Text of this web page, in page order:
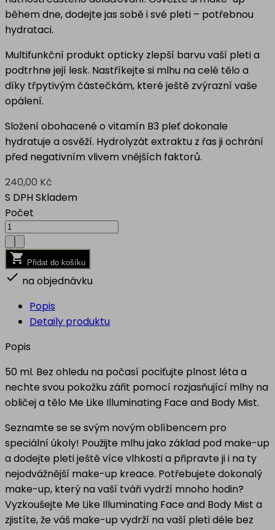
během dne, dodejte jas sobě i své pleti – potřebnou
hydrataci.
Multifunkční produkt opticky zlepší barvu vaší pleti a
podtrhne její lesk. Nastříkejte si mlhu na celé tělo a
díky třpytivým částečkám, které ještě zvýrazní vaše
opálení.
Složení obohacené o vitamín B3 pleť dokonale
hydratuje a osvěží. Hydrolyzát extraktu z řas ji ochrání
před negativním vlivem vnějších faktorů.
240,00 Kč
S DPHSkladem
Počet
 Přidat do košíku
 na objednávku
Popis
Detaily produktu
Popis
50 ml. Bez ohledu na počasí pociťujte plnost léta a
nechte svou pokožku zářit pomocí rozjasňující mlhy na
obličej a tělo Me Like Illuminating Face and Body Mist.
Seznamte se se svým novým oblíbencem pro
speciální úkoly! Použijte mlhu jako základ pod make-up
a dodejte pleti ještě více vlhkosti a připravte ji i na ty
nejodvážnější make-up kreace. Potřebujete dokonalý
make-up, který na vaší tváři vydrží mnoho hodin?
Vyzkoušejte Me Like Illuminating Face and Body Mist a
zjistíte, že váš make-up vydrží na vaší pleti déle bez